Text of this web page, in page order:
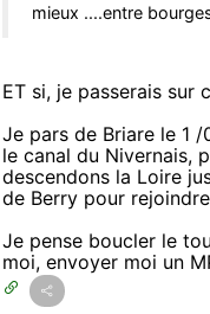
mieux ....entre
ET si, je passerais sur
Je pars de Briare le 1
le canal du Nivernais,
descendons la Loire
de Berry pour
Je pense boucler le
moi, envoyer moi un